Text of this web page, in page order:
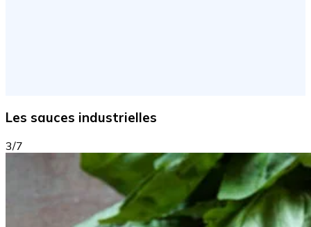
Les sauces industrielles
3/7